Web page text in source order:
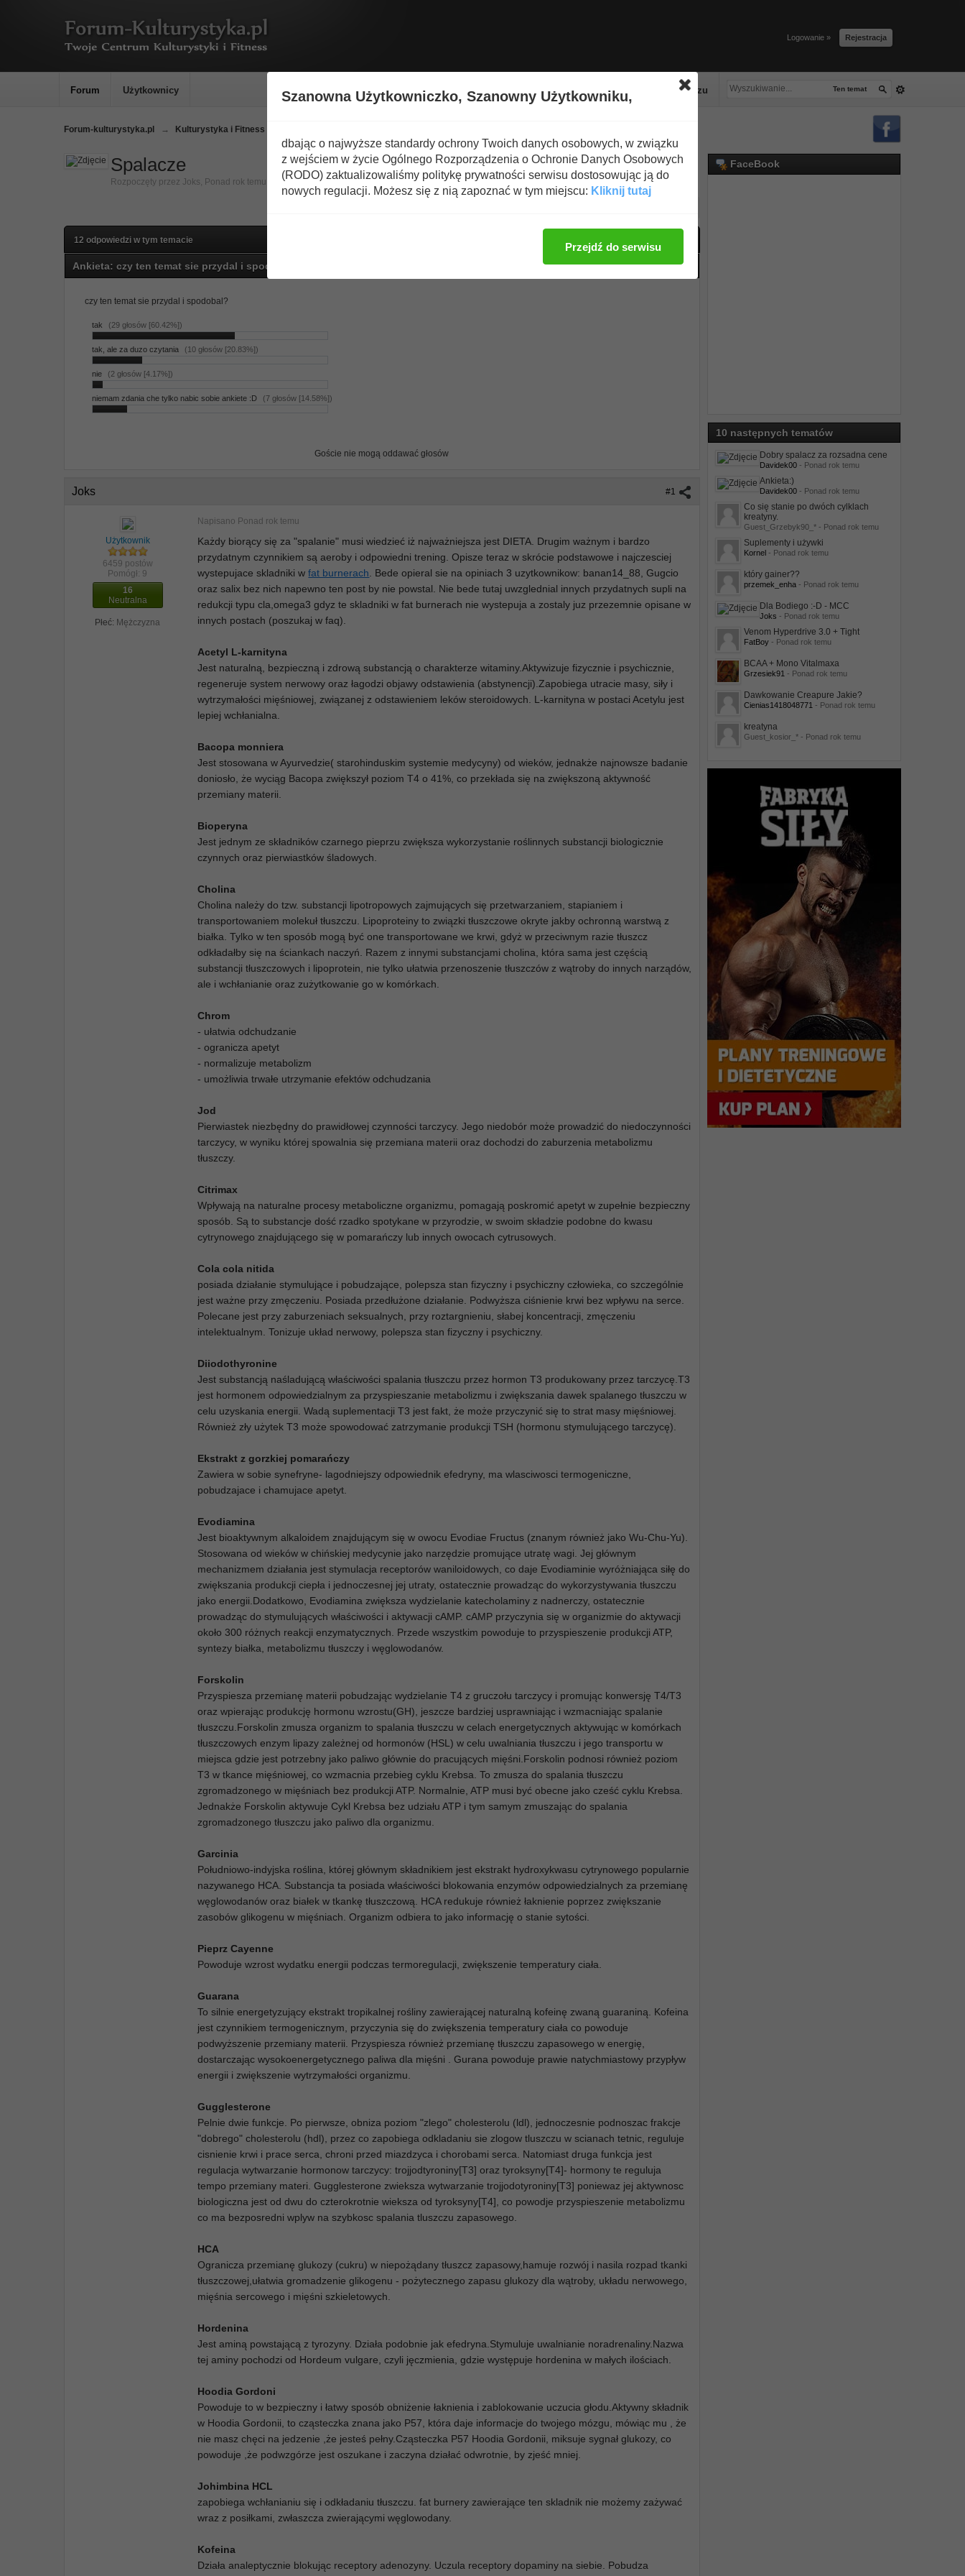
Logowanie » Rejestracja
Ten temat
Spalacze tłuszczu
Wyświetl nową zawartość
Forum Użytkownicy
Forum-kulturystyka.pl → Kulturystyka i Fitness
Spalacze
Rozpoczęty przez Joks, Ponad rok temu
12 odpowiedzi w tym temacie
Ankieta: czy ten temat sie przydal i spodobal?
czy ten temat sie przydal i spodobal?
tak (29 głosów [60.42%])
tak, ale za duzo czytania (10 głosów [20.83%])
nie (2 głosów [4.17%])
niemam zdania che tylko nabic sobie ankiete :D (7 głosów [14.58%])
Goście nie mogą oddawać głosów
#1
Joks
Użytkownik
6459 postów
Pomógł: 9
16
Neutralna
Płeć: Mężczyzna
Napisano Ponad rok temu
Każdy biorący się za "spalanie" musi wiedzieć iż najważniejsza jest DIETA. Drugim ważnym i bardzo
przydatnym czynnikiem są aeroby i odpowiedni trening. Opisze teraz w skrócie podstawowe i najczesciej
wystepujace skladniki wfat burnerach . Bede opieral sie na opiniach 3 uzytkownikow: banan14_88, Gugcio
oraz salix bez nich napewno ten post by nie powstal. Nie bede tutaj uwzglednial innych przydatnych supli na
redukcji typu cla,omega3 gdyz te skladniki w fat burnerach nie wystepuja a zostaly juz przezemnie opisane w
innych postach (poszukaj w faq).
Acetyl L-karnityna
Jest naturalną, bezpieczną i zdrową substancją o charakterze witaminy.Aktywizuje fizycznie i psychicznie,
regeneruje system nerwowy oraz łagodzi objawy odstawienia (abstynencji).Zapobiega utracie masy, siły i
wytrzymałości mięśniowej, związanej z odstawieniem leków steroidowych. L-karnityna w postaci Acetylu jest
lepiej wchłanialna.
Bacopa monniera
Jest stosowana w Ayurvedzie( starohinduskim systemie medycyny) od wieków, jednakże najnowsze badanie
doniosło, że wyciąg Bacopa zwiększył poziom T4 o 41%, co przekłada się na zwiększoną aktywność
przemiany materii.
Bioperyna
Jest jednym ze składników czarnego pieprzu zwiększa wykorzystanie roślinnych substancji biologicznie
czynnych oraz pierwiastków śladowych.
Cholina
Cholina należy do tzw. substancji lipotropowych zajmujących się przetwarzaniem, stapianiem i
transportowaniem molekuł tłuszczu. Lipoproteiny to związki tłuszczowe okryte jakby ochronną warstwą z
białka. Tylko w ten sposób mogą być one transportowane we krwi, gdyż w przeciwnym razie tłuszcz
odkładałby się na ściankach naczyń. Razem z innymi substancjami cholina, która sama jest częścią
substancji tłuszczowych i lipoprotein, nie tylko ułatwia przenoszenie tłuszczów z wątroby do innych narządów,
ale i wchłanianie oraz zużytkowanie go w komórkach.
Chrom
- ułatwia odchudzanie
- ogranicza apetyt
- normalizuje metabolizm
- umożliwia trwałe utrzymanie efektów odchudzania
Jod
Pierwiastek niezbędny do prawidłowej czynności tarczycy. Jego niedobór może prowadzić do niedoczynności
tarczycy, w wyniku której spowalnia się przemiana materii oraz dochodzi do zaburzenia metabolizmu
tłuszczy.
Citrimax
Wpływają na naturalne procesy metaboliczne organizmu, pomagają poskromić apetyt w zupełnie bezpieczny
sposób. Są to substancje dość rzadko spotykane w przyrodzie, w swoim składzie podobne do kwasu
cytrynowego znajdującego się w pomarańczy lub innych owocach cytrusowych.
Cola cola nitida
posiada działanie stymulujące i pobudzające, polepsza stan fizyczny i psychiczny człowieka, co szczególnie
jest ważne przy zmęczeniu. Posiada przedłużone działanie. Podwyższa ciśnienie krwi bez wpływu na serce.
Polecane jest przy zaburzeniach seksualnych, przy roztargnieniu, słabej koncentracji, zmęczeniu
intelektualnym. Tonizuje układ nerwowy, polepsza stan fizyczny i psychiczny.
Diiodothyronine
Jest substancją naśladującą właściwości spalania tłuszczu przez hormon T3 produkowany przez tarczycę.T3
jest hormonem odpowiedzialnym za przyspieszanie metabolizmu i zwiększania dawek spalanego tłuszczu w
celu uzyskania energii. Wadą suplementacji T3 jest fakt, że może przyczynić się to strat masy mięśniowej.
Również zły użytek T3 może spowodować zatrzymanie produkcji TSH (hormonu stymulującego tarczycę).
Ekstrakt z gorzkiej pomarańczy
Zawiera w sobie synefryne- lagodniejszy odpowiednik efedryny, ma wlasciwosci termogeniczne,
pobudzajace i chamujace apetyt.
Evodiamina
Jest bioaktywnym alkaloidem znajdującym się w owocu Evodiae Fructus (znanym również jako Wu-Chu-Yu).
Stosowana od wieków w chińskiej medycynie jako narzędzie promujące utratę wagi. Jej głównym
mechanizmem działania jest stymulacja receptorów waniloidowych, co daje Evodiaminie wyróżniająca siłę do
zwiększania produkcji ciepła i jednoczesnej jej utraty, ostatecznie prowadząc do wykorzystywania tłuszczu
jako energii.Dodatkowo, Evodiamina zwiększa wydzielanie katecholaminy z nadnerczy, ostatecznie
prowadząc do stymulujących właściwości i aktywacji cAMP. cAMP przyczynia się w organizmie do aktywacji
około 300 różnych reakcji enzymatycznych. Przede wszystkim powoduje to przyspieszenie produkcji ATP,
syntezy białka, metabolizmu tłuszczy i węglowodanów.
Forskolin
Przyspiesza przemianę materii pobudzając wydzielanie T4 z gruczołu tarczycy i promując konwersję T4/T3
oraz wpierając produkcję hormonu wzrostu(GH), jeszcze bardziej usprawniając i wzmacniając spalanie
tłuszczu.Forskolin zmusza organizm to spalania tłuszczu w celach energetycznych aktywując w komórkach
tłuszczowych enzym lipazy zależnej od hormonów (HSL) w celu uwalniania tłuszczu i jego transportu w
miejsca gdzie jest potrzebny jako paliwo głównie do pracujących mięśni.Forskolin podnosi również poziom
T3 w tkance mięśniowej, co wzmacnia przebieg cyklu Krebsa. To zmusza do spalania tłuszczu
zgromadzonego w mięśniach bez produkcji ATP. Normalnie, ATP musi być obecne jako cześć cyklu Krebsa.
Jednakże Forskolin aktywuje Cykl Krebsa bez udziału ATP i tym samym zmuszając do spalania
zgromadzonego tłuszczu jako paliwo dla organizmu.
Garcinia
Południowo-indyjska roślina, której głównym składnikiem jest ekstrakt hydroxykwasu cytrynowego popularnie
nazywanego HCA. Substancja ta posiada właściwości blokowania enzymów odpowiedzialnych za przemianę
węglowodanów oraz białek w tkankę tłuszczową. HCA redukuje również łaknienie poprzez zwiększanie
zasobów glikogenu w mięśniach. Organizm odbiera to jako informację o stanie sytości.
Pieprz Cayenne
Powoduje wzrost wydatku energii podczas termoregulacji, zwiększenie temperatury ciała.
Guarana
To silnie energetyzujący ekstrakt tropikalnej rośliny zawierającej naturalną kofeinę zwaną guaraniną. Kofeina
jest czynnikiem termogenicznym, przyczynia się do zwiększenia temperatury ciała co powoduje
podwyższenie przemiany materii. Przyspiesza również przemianę tłuszczu zapasowego w energię,
dostarczając wysokoenergetycznego paliwa dla mięśni . Gurana powoduje prawie natychmiastowy przypływ
energii i zwiększenie wytrzymałości organizmu.
Gugglesterone
Pelnie dwie funkcje. Po pierwsze, obniza poziom "zlego" cholesterolu (ldl), jednoczesnie podnoszac frakcje
"dobrego" cholesterolu (hdl), przez co zapobiega odkladaniu sie zlogow tluszczu w scianach tetnic, reguluje
cisnienie krwi i prace serca, chroni przed miazdzyca i chorobami serca. Natomiast druga funkcja jest
regulacja wytwarzanie hormonow tarczycy: trojjodtyroniny[T3] oraz tyroksyny[T4]- hormony te reguluja
tempo przemiany materi. Gugglesterone zwieksza wytwarzanie trojjodotyroniny[T3] poniewaz jej aktywnosc
biologiczna jest od dwu do czterokrotnie wieksza od tyroksyny[T4], co powodje przyspieszenie metabolizmu
co ma bezposredni wplyw na szybkosc spalania tluszczu zapasowego.
HCA
Ogranicza przemianę glukozy (cukru) w niepożądany tłuszcz zapasowy,hamuje rozwój i nasila rozpad tkanki
tłuszczowej,ułatwia gromadzenie glikogenu - pożytecznego zapasu glukozy dla wątroby, układu nerwowego,
mięśnia sercowego i mięśni szkieletowych.
Hordenina
Jest aminą powstającą z tyrozyny. Działa podobnie jak efedryna.Stymuluje uwalnianie noradrenaliny.Nazwa
tej aminy pochodzi od Hordeum vulgare, czyli jęczmienia, gdzie występuje hordenina w małych ilościach.
Hoodia Gordoni
Powoduje to w bezpieczny i łatwy sposób obniżenie łaknienia i zablokowanie uczucia głodu.Aktywny składnik
w Hoodia Gordonii, to cząsteczka znana jako P57, która daje informacje do twojego mózgu, mówiąc mu , że
nie masz chęci na jedzenie ,że jesteś pełny.Cząsteczka P57 Hoodia Gordonii, miksuje sygnał glukozy, co
powoduje ,że podwzgórze jest oszukane i zaczyna działać odwrotnie, by zjeść mniej.
Johimbina HCL
zapobiega wchłanianiu się i odkładaniu tłuszczu. fat burnery zawierające ten skladnik nie możemy zażywać
wraz z posiłkami, zwłaszcza zwierającymi węglowodany.
Kofeina
Działa analeptycznie blokując receptory adenozyny. Uczula receptory dopaminy na siebie. Pobudza
FaceBook
10 następnych tematów
Dobry spalacz za rozsadna cene
Davidek00- Ponad rok temu
Ankieta:)
Davidek00- Ponad rok temu
Co się stanie po dwóch cylklach
kreatyny.
Guest_Grzebyk90_* - Ponad rok temu
Suplementy i używki
Kornel - Ponad rok temu
który gainer??
przemek_enha- Ponad rok temu
Dla Bodiego :-D - MCC
Joks - Ponad rok temu
Venom Hyperdrive 3.0 + Tight
FatBoy- Ponad rok temu
BCAA + Mono Vitalmaxa
Grzesiek91 - Ponad rok temu
Dawkowanie Creapure Jakie?
Cienias1418048771 - Ponad rok temu
kreatyna
Guest_kosior_* - Ponad rok temu
Szanowna Użytkowniczko, Szanowny Użytkowniku,
dbając o najwyższe standardy ochrony Twoich danych osobowych, w związku
z wejściem w życie Ogólnego Rozporządzenia o Ochronie Danych Osobowych
(RODO) zaktualizowaliśmy politykę prywatności serwisu dostosowując ją do
nowych regulacji. Możesz się z nią zapoznać w tym miejscu: Kliknij tutaj
Przejdź do serwisu